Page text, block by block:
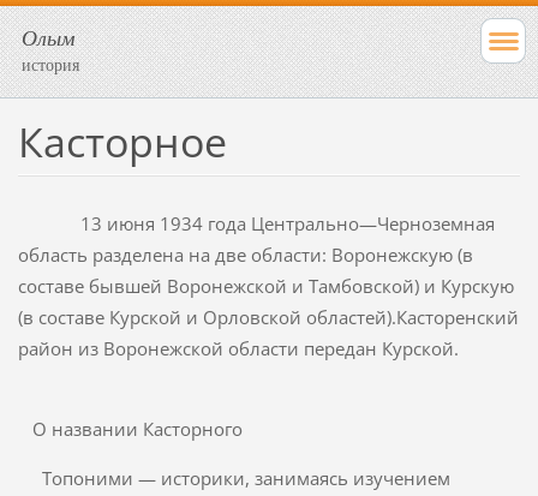
Олым
история
Касторное
13 июня 1934 года Центрально—Черноземная
область разделена на две области: Воронежскую (в
составе бывшей Воронежской и Там­бовской) и Курскую
(в составе Курской и Орловской областей).Касторенский
район из Воронежской области передан Курской.
О названии Касторного
Топоними — историки, занимаясь изучением